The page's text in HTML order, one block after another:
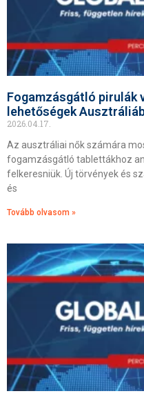
Fogamzásgátló pirulák
lehetőségek
2026.04.17.
Az ausztráliai nők számára
fogamzásgátló tablettákhoz
felkeresniük. Új törvények és
és
Tovább olvasom »